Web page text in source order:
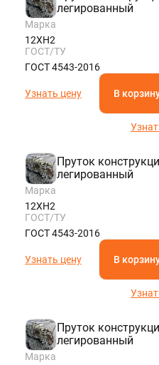
легированный
Марка
12ХН2
ГОСТ/ТУ
ГОСТ 4543-2016
Узнать цену В
Пруток
легированный
Марка
12ХН2
ГОСТ/ТУ
ГОСТ 4543-2016
Узнать цену В
Пруток
легированный
Марка